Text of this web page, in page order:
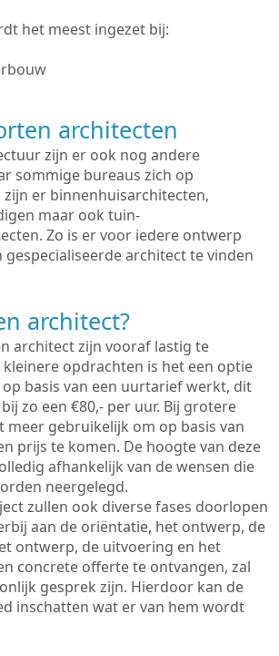
het meest ingezet bij:
architecten
zijn er ook nog andere
sommige bureaus zich op
er binnenhuisarchitecten,
maar ook tuin-
Zo is er voor iedere ontwerp
architect te vinden
architect?
architect zijn vooraf lastig te
kleinere opdrachten is het een optie
basis van een uurtarief werkt, dit
zo een €80,- per uur. Bij grotere
meer gebruikelijk om op basis van
prijs te komen. De hoogte van deze
afhankelijk van de wensen die
neergelegd.
zullen ook diverse fases doorlopen
aan de oriëntatie, het ontwerp, de
ontwerp, de uitvoering en het
concrete offerte te ontvangen, zal
gesprek zijn. Hierdoor kan de
inschatten wat er van hem wordt